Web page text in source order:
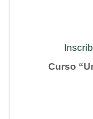
Curso